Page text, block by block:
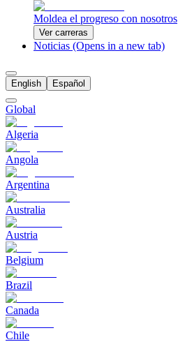
Moldea el progreso con nosotros
Ver carreras
Noticias (Opens in a new tab)
English Español
Global
Algeria
Angola
Argentina
Australia
Austria
Belgium
Brazil
Canada
Chile